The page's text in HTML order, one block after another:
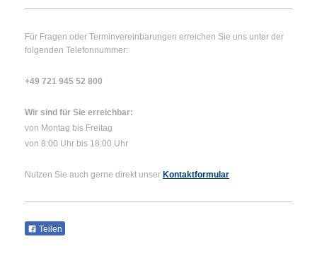
Für Fragen oder Terminvereinbarungen erreichen Sie uns unter der
folgenden Telefonnummer:
+49 721 945 52 800
Wir sind für Sie erreichbar:
von Montag bis Freitag
von 8:00 Uhr bis 18:00 Uhr
Nutzen Sie auch gerne direkt unser Kontaktformular
Teilen